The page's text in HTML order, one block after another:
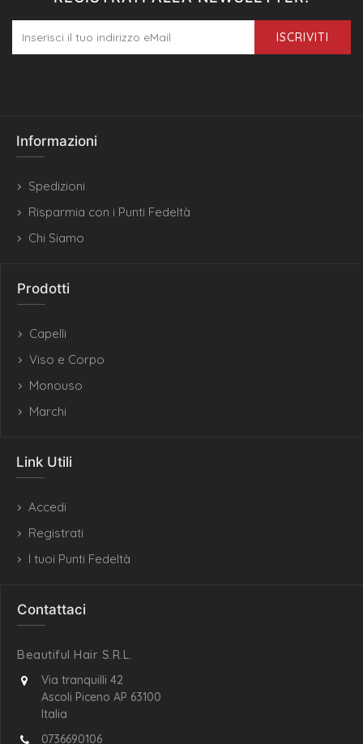
ISCRIVITI
Informazioni
Spedizioni
Risparmia con i Punti Fedeltà
Chi Siamo
Prodotti
Capelli
Viso e Corpo
Monouso
Marchi
Link Utili
Accedi
Registrati
I tuoi Punti Fedeltà
Contattaci
Beautiful Hair S.R.L.
Via tranquilli 42
Ascoli Piceno AP 63100
Italia
0736690106